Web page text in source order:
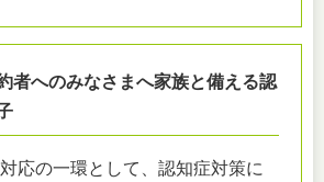
者へのみなさまへ家族と備える認
応の一環として、認知症対策に